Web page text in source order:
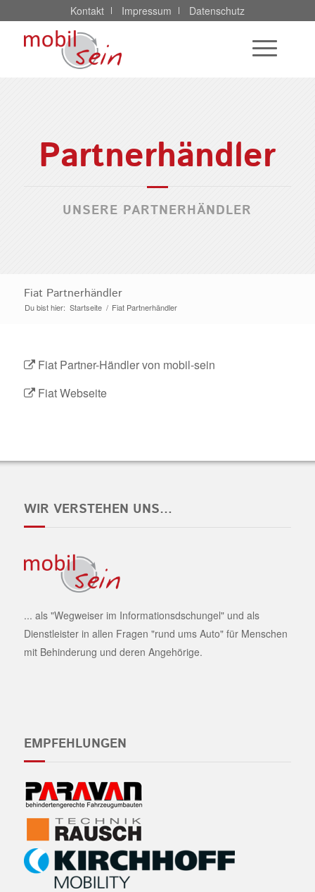
Kontakt Impressum Datenschutz
Partnerhändler
UNSERE PARTNERHÄNDLER
Fiat Partnerhändler
Du bist hier: Startseite / Fiat Partnerhändler
Fiat Partner-Händler von mobil-sein
Fiat Webseite
WIR VERSTEHEN UNS…
... als "Wegweiser im Informationsdschungel" und als
Dienstleister in allen Fragen "rund ums Auto" für Menschen
mit Behinderung und deren Angehörige.
EMPFEHLUNGEN